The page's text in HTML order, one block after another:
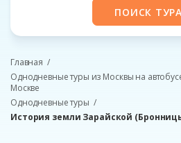
ПОИСК ТУРА
Главная
Однодневные туры из Москвы на
Москве
Однодневные туры
История земли Зарайской